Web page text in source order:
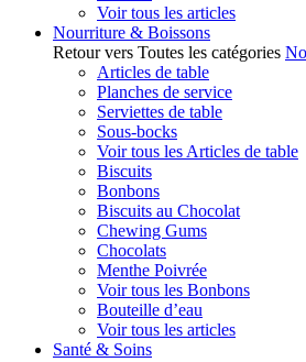
Voir tous les articles
Nourriture & Boissons
Retour vers Toutes les catégories
Articles de table
Planches de service
Serviettes de table
Sous-bocks
Voir tous les Articles de table
Biscuits
Bonbons
Biscuits au Chocolat
Chewing Gums
Chocolats
Menthe Poivrée
Voir tous les Bonbons
Bouteille d’eau
Voir tous les articles
Santé & Soins